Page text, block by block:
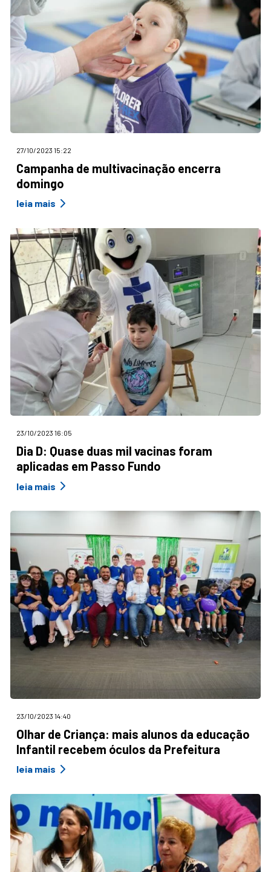
27/10/2023 15:22
Campanha de multivacinação encerra
domingo
leia mais
23/10/2023 16:05
Dia D: Quase duas mil vacinas foram
aplicadas em Passo Fundo
leia mais
23/10/2023 14:40
Olhar de Criança: mais alunos da educação
Infantil recebem óculos da Prefeitura
leia mais